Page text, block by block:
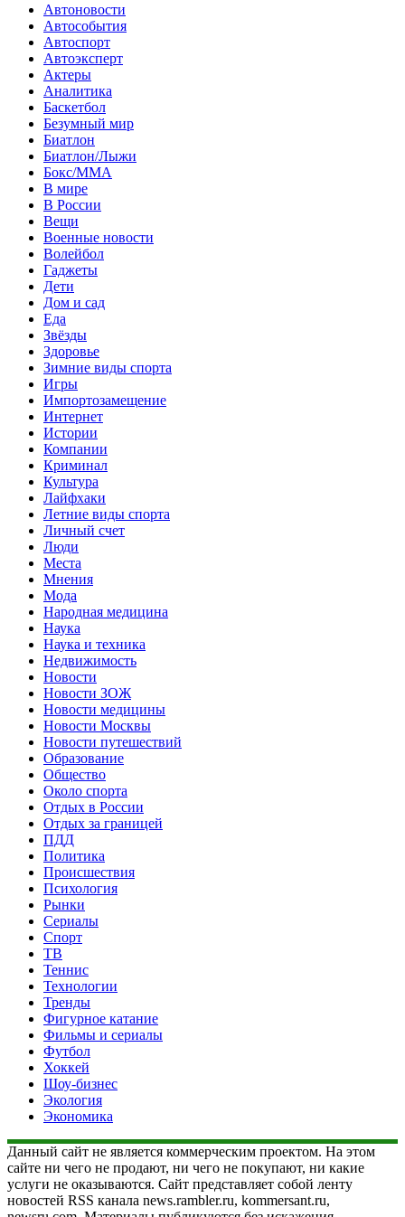
Автоновости
Автособытия
Автоспорт
Автоэксперт
Актеры
Аналитика
Баскетбол
Безумный мир
Биатлон
Биатлон/Лыжи
Бокс/MMA
В мире
В России
Вещи
Военные новости
Волейбол
Гаджеты
Дети
Дом и сад
Еда
Звёзды
Здоровье
Зимние виды спорта
Игры
Импортозамещение
Интернет
Истории
Компании
Криминал
Культура
Лайфхаки
Летние виды спорта
Личный счет
Люди
Места
Мнения
Мода
Народная медицина
Наука
Наука и техника
Недвижимость
Новости
Новости ЗОЖ
Новости медицины
Новости Москвы
Новости путешествий
Образование
Общество
Около спорта
Отдых в России
Отдых за границей
ПДД
Политика
Происшествия
Психология
Рынки
Сериалы
Спорт
ТВ
Теннис
Технологии
Тренды
Фигурное катание
Фильмы и сериалы
Футбол
Хоккей
Шоу-бизнес
Экология
Экономика
Данный сайт не является коммерческим проектом. На этом
сайте ни чего не продают, ни чего не покупают, ни какие
услуги не оказываются. Сайт представляет собой ленту
новостей RSS канала news.rambler.ru, kommersant.ru,